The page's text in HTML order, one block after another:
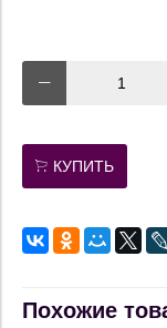
КУПИТЬ
Похожие